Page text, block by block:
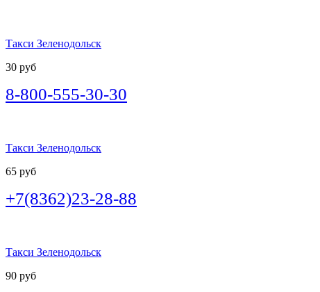
Такси Зеленодольск
30 руб
8-800-555-30-30
Такси Зеленодольск
65 руб
+7(8362)23-28-88
Такси Зеленодольск
90 руб